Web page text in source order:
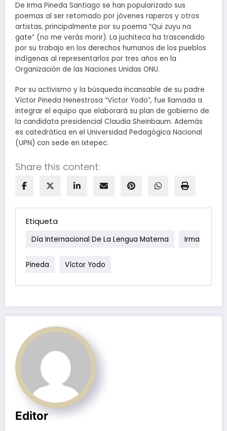
De Irma Pineda Santiago se han popularizado sus
poemas al ser retomado por jóvenes raperos y otros
artistas, principalmente por su poema “Qui zuyu na
gate” (no me verás morir). La juchiteca ha trascendido
por su trabajo en los derechos humanos de los pueblos
indígenas al representarlos por tres años en la
Organización de las Naciones Unidas ONU.
Por su activismo y la búsqueda incansable de su padre
Víctor Pineda Henestrosa “Víctor Yodo”, fue llamada a
integrar el equipo que elaborará su plan de gobierno de
la candidata presidencial Claudia Sheinbaum. Además
es catedrática en el Universidad Pedagógica Nacional
(UPN) con sede en Ixtepec.
Share this content:
Etiqueta
Día Internacional De La Lengua Materna Irma
Pineda Víctor Yodo
Editor